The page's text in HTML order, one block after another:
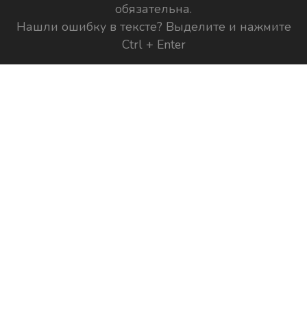
обязательна.
Нашли ошибку в тексте? Выделите и нажмите
Ctrl + Enter